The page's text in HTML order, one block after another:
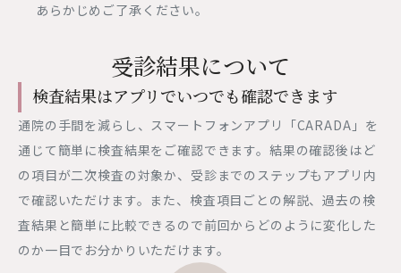
あらかじめご了承ください。
受診結果について
検査結果はアプリでいつでも確認できます
通院の手間を減らし、スマートフォンアプリ「CARADA」を
通じて簡単に検査結果をご確認できます。結果の確認後はど
の項目が二次検査の対象か、受診までのステップもアプリ内
で確認いただけます。また、検査項目ごとの解説、過去の検
査結果と簡単に比較できるので前回からどのように変化した
のか一目でお分かりいただけます。